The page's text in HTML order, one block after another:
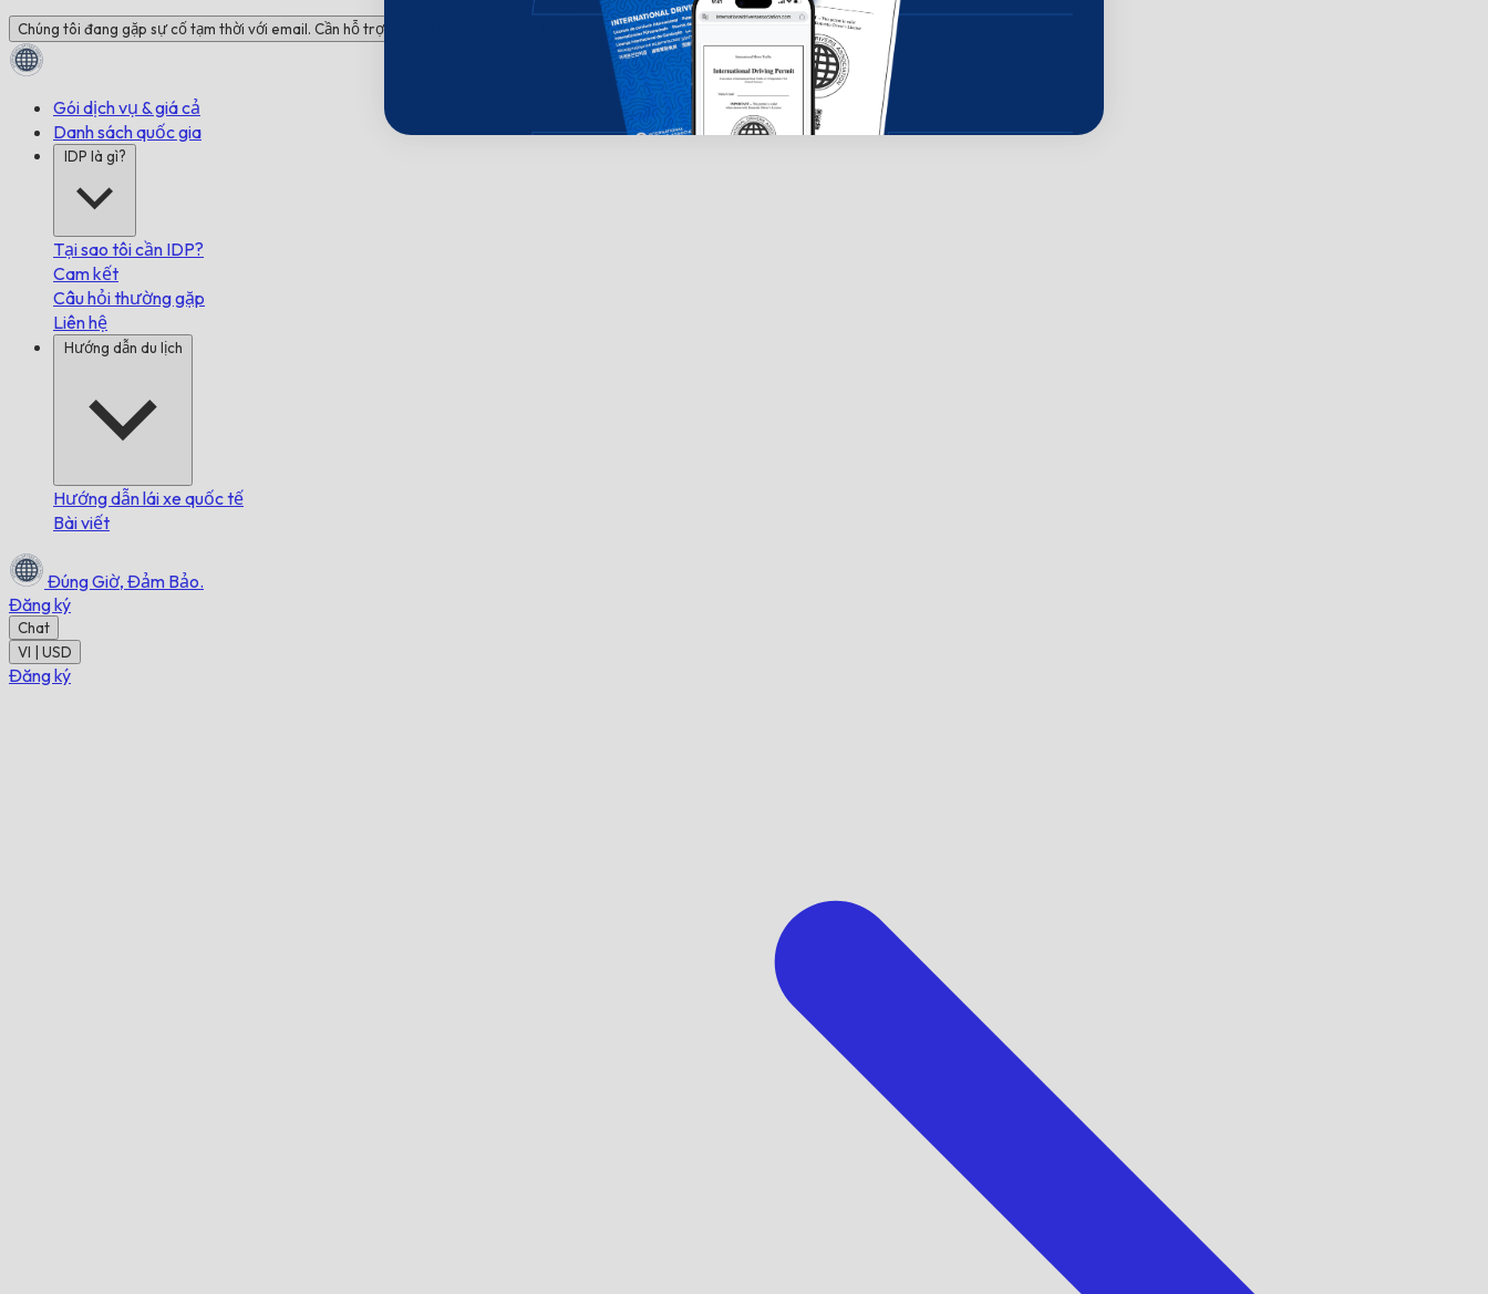
Chúng tôi đang gặp sự cố tạm thời với email. Cần hỗ trợ? Trò chuyện với chúng tôi!
Gói dịch vụ & giá cả
Danh sách quốc gia
IDP là gì?
Tại sao tôi cần IDP?
Cam kết
Câu hỏi thường gặp
Liên hệ
Hướng dẫn du lịch
Hướng dẫn lái xe quốc tế
Bài viết
Đúng Giờ, Đảm Bảo.
Đăng ký
Chat
VI | USD
Đăng ký